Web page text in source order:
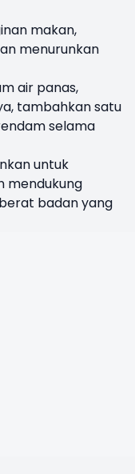
makan,
menurunkan
air panas,
tambahkan satu
selama
untuk
mendukung
badan yang